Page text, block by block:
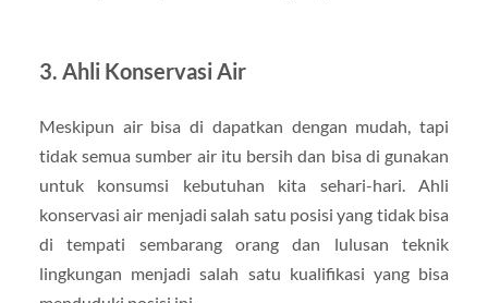
3. Ahli Konservasi Air
Meskipun air bisa di dapatkan dengan mudah, tapi
tidak semua sumber air itu bersih dan bisa di gunakan
untuk konsumsi kebutuhan kita sehari-hari. Ahli
konservasi air menjadi salah satu posisi yang tidak bisa
di tempati sembarang orang dan lulusan teknik
lingkungan menjadi salah satu kualifikasi yang bisa